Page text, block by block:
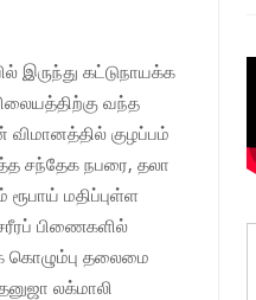
இருந்து கட்டுநாயக்க
வந்த
குழப்பம்
சந்தேக நபரை, தலா
ரூபாய் மதிப்புள்ள
பிணைகளில்
கொழும்பு தலைமை
லக்மாலி